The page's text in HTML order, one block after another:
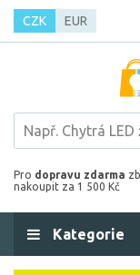
CZK EUR
Pro dopravu zdarma
nakoupit za 1 500 Kč
Kategorie